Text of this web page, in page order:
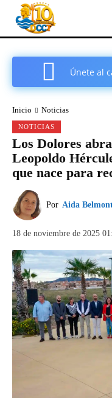
Únete al
Inicio Noticias
NOTICIAS
Los Dolores
Leopoldo
que nace para
Por Aida
18 de noviembre de 2025